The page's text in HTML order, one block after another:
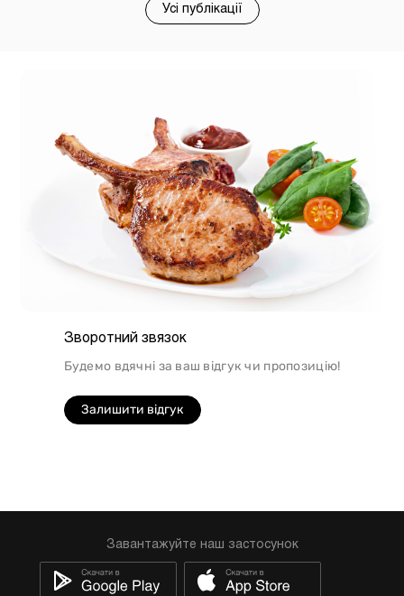
Усі публікації
Зворотний звязок
Будемо вдячні за ваш відгук чи пропозицію!
Залишити відгук
Завантажуйте наш застосунок